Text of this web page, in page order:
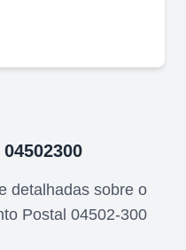
04502300
detalhadas sobre o
Postal 04502-300